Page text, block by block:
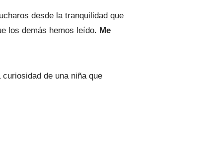
desde la tranquilidad que
los demás hemos leído. Me
de una niña que